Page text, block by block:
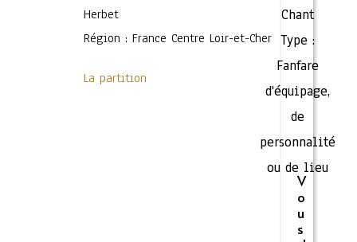
Herbet
Région : France Centre Loir-et-Cher
La partition
Chant
Type :
Fanfare
d'équipage,
de
personnalité
ou de lieu
V
o
u
s